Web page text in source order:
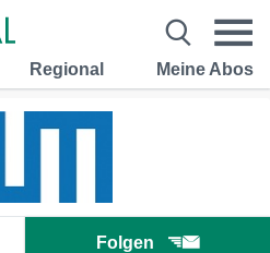
Regional Meine Abos
Folgen